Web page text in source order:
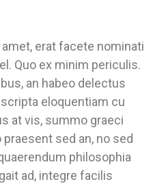
erat facete nominati
Quo ex minim periculis.
an habeo delectus
eloquentiam cu
at vis, summo graeci
sed an, no sed
philosophia
ad, integre facilis